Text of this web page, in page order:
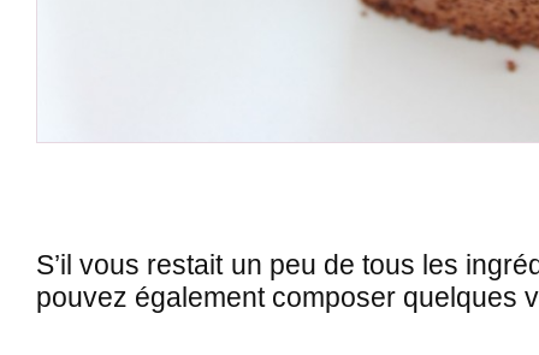
S’il vous restait un peu de tous les
pouvez également composer quelques